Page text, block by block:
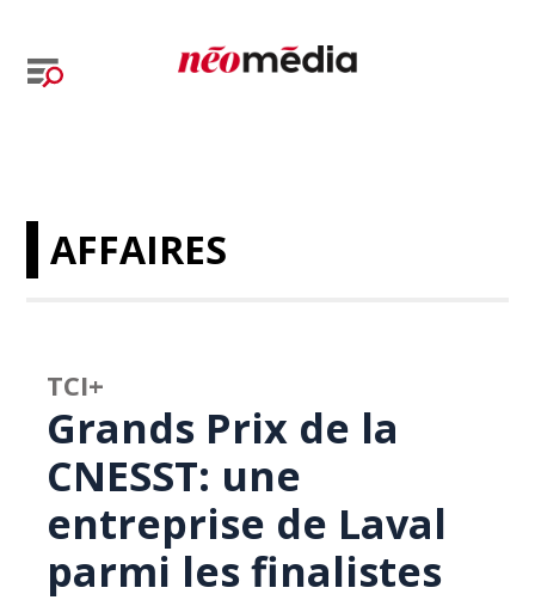
AFFAIRES
TCI+
Grands Prix de la
CNESST: une
entreprise de Laval
parmi les finalistes